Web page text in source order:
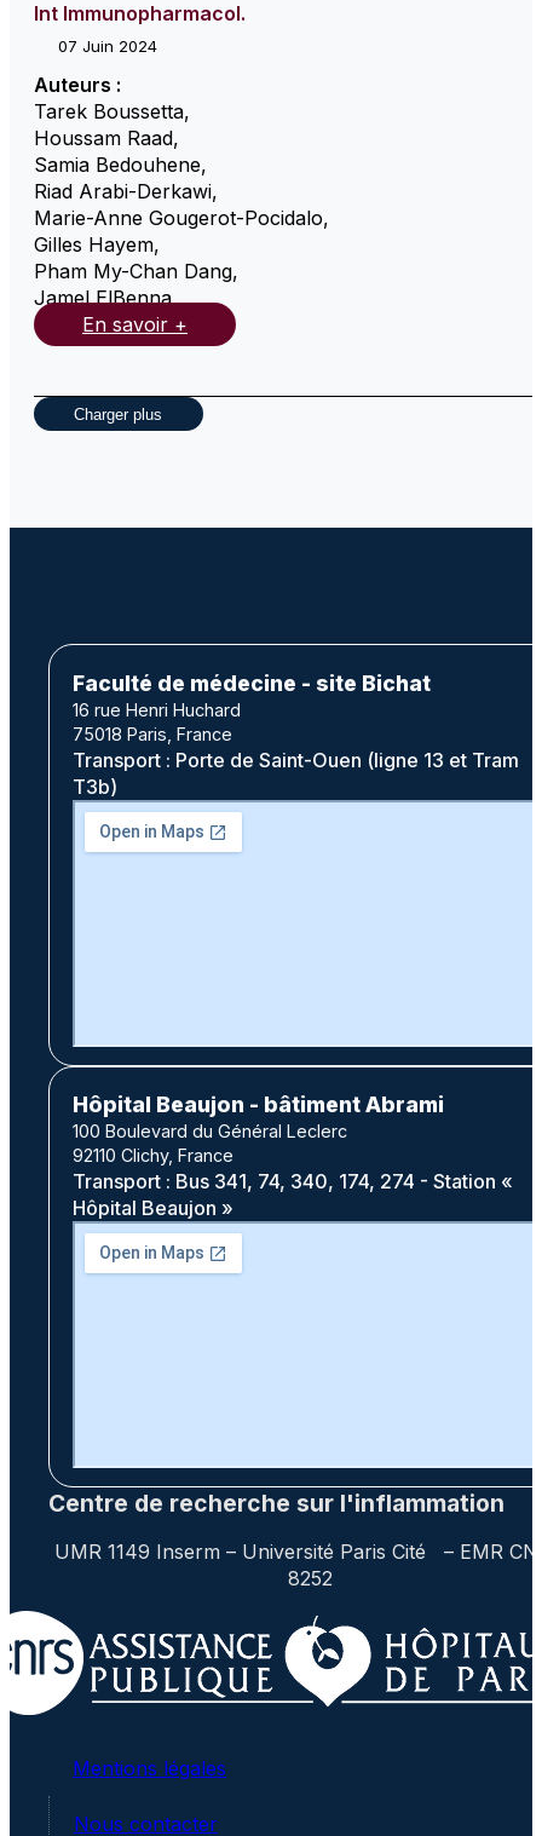
Int Immunopharmacol.
07 Juin 2024
Auteurs :
Tarek Boussetta,
Houssam Raad,
Samia Bedouhene,
Riad Arabi-Derkawi,
Marie-Anne Gougerot-Pocidalo,
Gilles Hayem,
Pham My-Chan Dang,
Jamel ElBenna,
En savoir +
Charger plus
Faculté de médecine - site Bichat
16 rue Henri Huchard
75018 Paris, France
Transport : Porte de Saint-Ouen (ligne 13 et Tram
T3b)
Hôpital Beaujon - bâtiment Abrami
100 Boulevard du Général Leclerc
92110 Clichy, France
Transport : Bus 341, 74, 340, 174, 274 - Station «
Hôpital Beaujon »
Centre de recherche sur l'inflammation
UMR 1149 Inserm – Université Paris Cité – EMR
8252
Mentions légales
Nous contacter